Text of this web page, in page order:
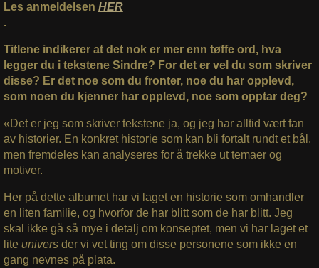
Les anmeldelsen HER
.
Titlene indikerer at det nok er mer enn tøffe ord, hva
legger du i tekstene Sindre? For det er vel du som skriver
disse? Er det noe som du fronter, noe du har opplevd,
som noen du kjenner har opplevd, noe som opptar deg?
«Det er jeg som skriver tekstene ja, og jeg har alltid vært fan
av historier. En konkret historie som kan bli fortalt rundt et bål,
men fremdeles kan analyseres for å trekke ut temaer og
motiver.
Her på dette albumet har vi laget en historie som omhandler
en liten familie, og hvorfor de har blitt som de har blitt. Jeg
skal ikke gå så mye i detalj om konseptet, men vi har laget et
lite univers der vi vet ting om disse personene som ikke en
gang nevnes på plata.